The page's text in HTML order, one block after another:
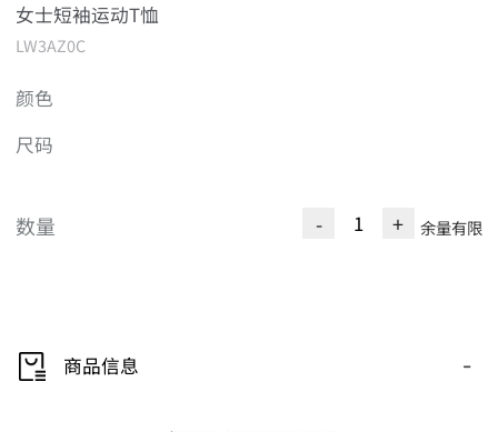
女士短袖运动T恤
LW3AZ0C
颜色
尺码
数量 - + 余量有限
商品信息 -